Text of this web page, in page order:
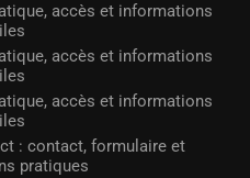
accès et informations
accès et informations
accès et informations
: contact, formulaire et
pratiques